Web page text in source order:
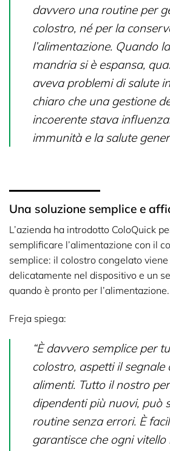
davvero una routine per
colostro, né per la
l’alimentazione. Quando
mandria si è espansa,
aveva problemi di salute
chiaro che una gestione
incoerente stava
immunità e la salute
Una soluzione semplice e
L’azienda ha introdotto ColoQuick
semplificare l’alimentazione con il
semplice: il colostro congelato
delicatamente nel dispositivo e un
quando è pronto per l’alimentazione.
Freja spiega:
“È davvero semplice per
colostro, aspetti il segnale
alimenti. Tutto il nostro
dipendenti più nuovi, può
routine senza errori. È
garantisce che ogni vitello